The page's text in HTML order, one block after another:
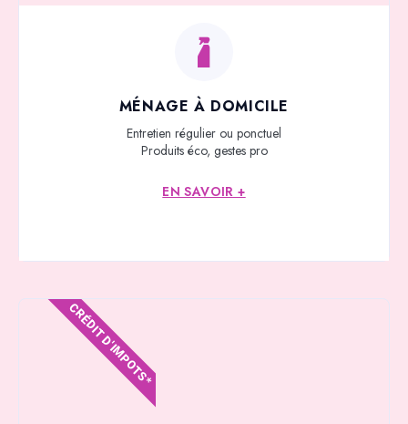
MÉNAGE À DOMICILE
Entretien régulier ou ponctuel
Produits éco, gestes pro
EN SAVOIR +
CRÉDIT D'IMPOTS*